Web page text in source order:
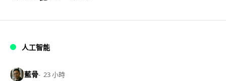
人工智能
藍骨 23 小時